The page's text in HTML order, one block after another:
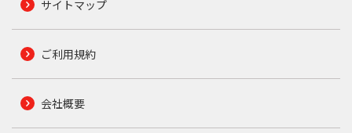
サイトマップ
ご利用規約
会社概要